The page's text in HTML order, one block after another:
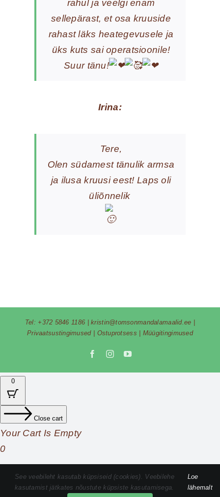
rahul ja veelgi enam
sellepärast, et osa kruuside
rahast läks heategevusele ja
üks kuts sai operatsioonile!
Suur tänu!
Irina:
Tere,
Olen südamest tänulik armsa
ja ilusa kruusi eest! Laps oli
üliõnnelik
Tel: +372 5846 1186 |kristin@tomsonmandalamaalid.ee
Privaatsustingimused| Ostuprotsess Müügitingimused
FacebookInstagramYouTube
0
Close cart
Your Cart Is Empty
0
Check out our shop to see what's available
See veebileht kasutab küpsiseid (cookies). Veebilehe
kasutamist jätkates nõustute küpsiste kasutamisega.
Loe
lähemalt